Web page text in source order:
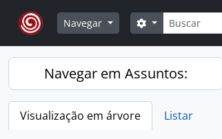
Skip to main content
Navegar
Buscar
Opções de busca
Navegar em Assuntos:
Visualização em árvore
Listar